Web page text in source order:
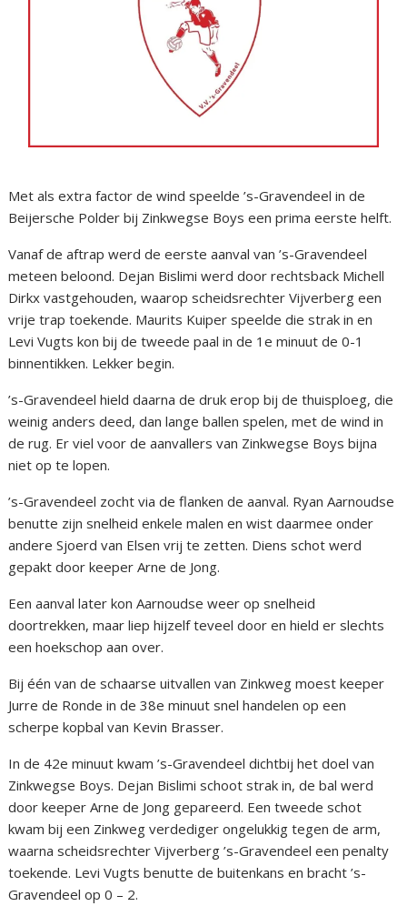
Met als extra factor de wind speelde ’s-Gravendeel in de
Beijersche Polder bij Zinkwegse Boys een prima eerste helft.
Vanaf de aftrap werd de eerste aanval van ’s-Gravendeel
meteen beloond. Dejan Bislimi werd door rechtsback Michell
Dirkx vastgehouden, waarop scheidsrechter Vijverberg een
vrije trap toekende. Maurits Kuiper speelde die strak in en
Levi Vugts kon bij de tweede paal in de 1e minuut de 0-1
binnentikken. Lekker begin.
’s-Gravendeel hield daarna de druk erop bij de thuisploeg, die
weinig anders deed, dan lange ballen spelen, met de wind in
de rug. Er viel voor de aanvallers van Zinkwegse Boys bijna
niet op te lopen.
’s-Gravendeel zocht via de flanken de aanval. Ryan Aarnoudse
benutte zijn snelheid enkele malen en wist daarmee onder
andere Sjoerd van Elsen vrij te zetten. Diens schot werd
gepakt door keeper Arne de Jong.
Een aanval later kon Aarnoudse weer op snelheid
doortrekken, maar liep hijzelf teveel door en hield er slechts
een hoekschop aan over.
Bij één van de schaarse uitvallen van Zinkweg moest keeper
Jurre de Ronde in de 38e minuut snel handelen op een
scherpe kopbal van Kevin Brasser.
In de 42e minuut kwam ’s-Gravendeel dichtbij het doel van
Zinkwegse Boys. Dejan Bislimi schoot strak in, de bal werd
door keeper Arne de Jong gepareerd. Een tweede schot
kwam bij een Zinkweg verdediger ongelukkig tegen de arm,
waarna scheidsrechter Vijverberg ’s-Gravendeel een penalty
toekende. Levi Vugts benutte de buitenkans en bracht ’s-
Gravendeel op 0 – 2.